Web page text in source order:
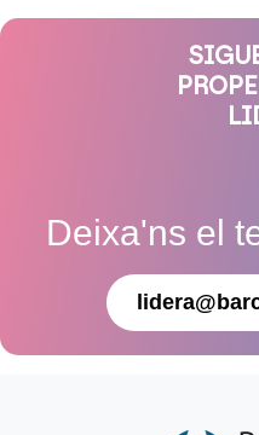
Deixa'ns el